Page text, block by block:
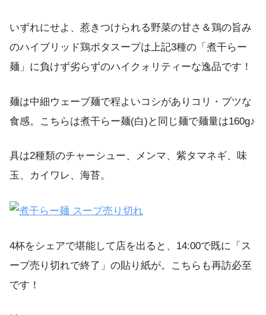
いずれにせよ、惹きつけられる野菜の甘さ＆鶏の旨み
のハイブリッド鶏ポタスープは上記3種の「煮干らー
麺」に負けず劣らずのハイクォリティーな逸品です！
麺は中細ウェーブ麺で程よいコシがありコリ・プツな
食感。こちらは煮干らー麺(白)と同じ麺で麺量は160g♪
具は2種類のチャーシュー、メンマ、紫タマネギ、味
玉、カイワレ、海苔。
4杯をシェアで堪能して店を出ると、14:00で既に「ス
ープ売り切れで終了」の貼り紙が。こちらも再訪必至
です！